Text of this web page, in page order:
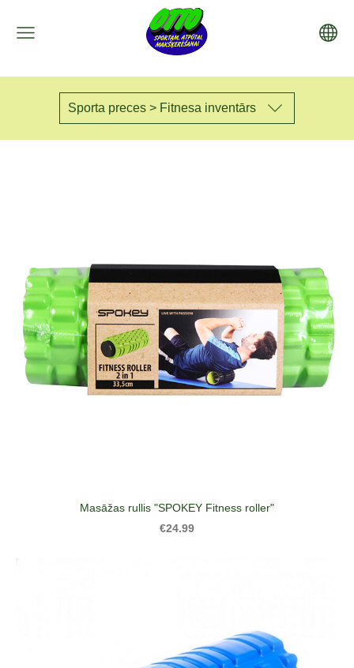
Sporta preces > Fitnesa inventārs
Masāžas rullis "SPOKEY Fitness roller"
€24.99